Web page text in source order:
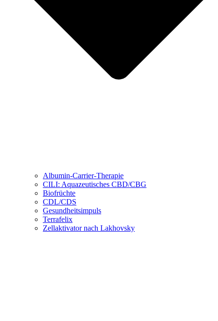
Albumin-Carrier-Therapie
CILI: Aquazeutisches CBD/CBG
Biofrüchte
CDL/CDS
Gesundheitsimpuls
Terrafelix
Zellaktivator nach Lakhovsky